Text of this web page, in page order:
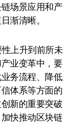
场景应用和产
渐清晰。
上升到前所未
业变革中，要
务流程、降低
体系等方面的
新的重要突破
快推动区块链